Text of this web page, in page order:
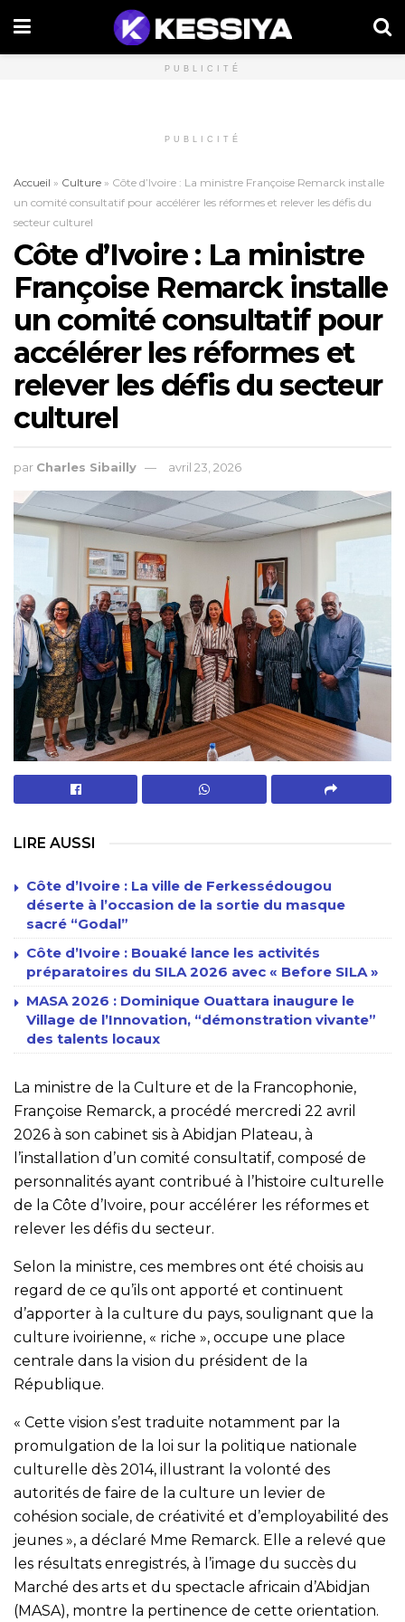
PUBLICITÉ
PUBLICITÉ
Accueil » Culture » Côte d’Ivoire : La ministre Françoise Remarck installe
un comité consultatif pour accélérer les réformes et relever les défis du
secteur culturel
Côte d’Ivoire : La ministre
Françoise Remarck installe
un comité consultatif pour
accélérer les réformes et
relever les défis du secteur
culturel
par Charles Sibailly avril 23, 2026
LIRE AUSSI
Côte d’Ivoire : La ville de Ferkessédougou
déserte à l’occasion de la sortie du masque
sacré “Godal”
Côte d’Ivoire : Bouaké lance les activités
préparatoires du SILA 2026 avec « Before SILA »
MASA 2026 : Dominique Ouattara inaugure le
Village de l’Innovation, “démonstration vivante”
des talents locaux
La ministre de la Culture et de la Francophonie,
Françoise Remarck, a procédé mercredi 22 avril
2026 à son cabinet sis à Abidjan Plateau, à
l’installation d’un comité consultatif, composé de
personnalités ayant contribué à l’histoire culturelle
de la Côte d’Ivoire, pour accélérer les réformes et
relever les défis du secteur.
Selon la ministre, ces membres ont été choisis au
regard de ce qu’ils ont apporté et continuent
d’apporter à la culture du pays, soulignant que la
culture ivoirienne, « riche », occupe une place
centrale dans la vision du président de la
République.
« Cette vision s’est traduite notamment par la
promulgation de la loi sur la politique nationale
culturelle dès 2014, illustrant la volonté des
autorités de faire de la culture un levier de
cohésion sociale, de créativité et d’employabilité des
jeunes », a déclaré Mme Remarck. Elle a relevé que
les résultats enregistrés, à l’image du succès du
Marché des arts et du spectacle africain d’Abidjan
(MASA), montre la pertinence de cette orientation.